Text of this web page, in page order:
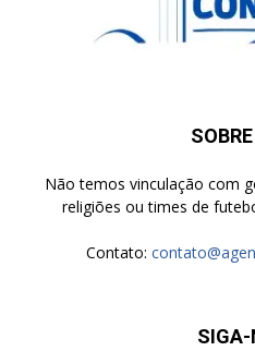
Não temos vinculação com
religiões ou times de
Contato:
SIGA-